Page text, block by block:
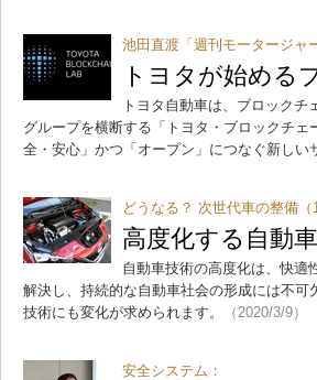
池田直渡「週刊モータージャ
トヨタが始める
トヨタ自動車は、ブロック
グループを横断する「トヨタ・ブロックチ
全・安心」かつ「オープン」につなぐ新し
どうなる？ 次世代車の整備（
高度化する自動
自動車技術の高度化は、快適
解決し、持続的な自動車社会の形成には不
技術にも変化が求められます。
（2020/3/9）
安全システム：